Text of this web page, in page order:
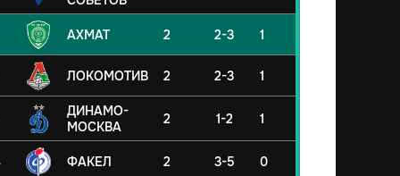
АХМАТ 2 2-3 1
ЛОКОМОТИВ 2 2-3 1
ДИНАМО-
МОСКВА
2 1-2 1
ФАКЕЛ 2 3-5 0